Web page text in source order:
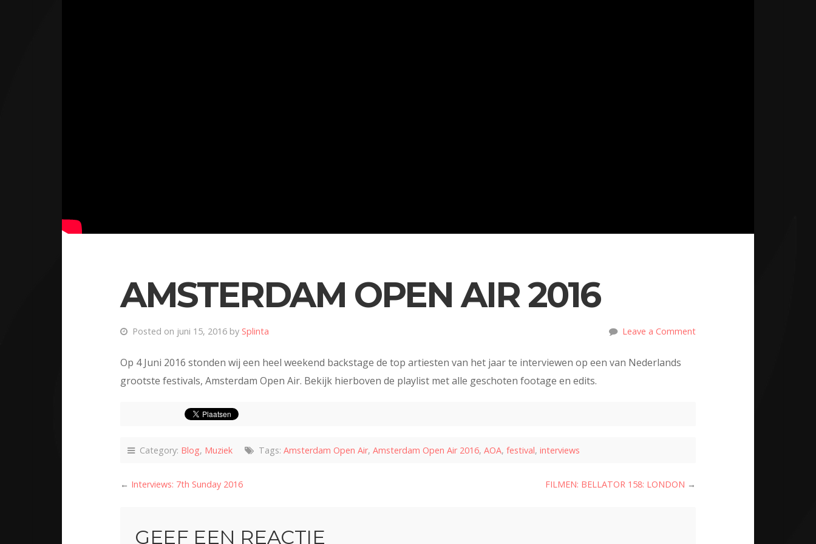
AMSTERDAM OPEN AIR 2016
Posted on juni 15, 2016 by Splinta Leave a Comment
Op 4 Juni 2016 stonden wij een heel weekend backstage de top artiesten van het jaar te interviewen op een van Nederlands
grootste festivals, Amsterdam Open Air. Bekijk hierboven de playlist met alle geschoten footage en edits.
Category: Blog, Muziek Tags: Amsterdam Open Air, Amsterdam Open Air 2016, AOA, festival, interviews
← Interviews: 7th Sunday 2016 FILMEN: BELLATOR 158: LONDON →
GEEF EEN REACTIE